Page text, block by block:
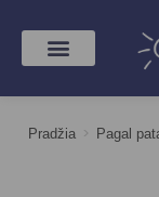
Pradžia > Pagal